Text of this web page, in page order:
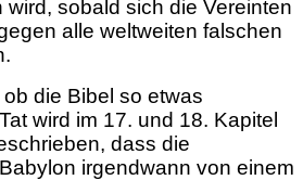
wird, sobald sich die Vereinten
alle weltweiten falschen
die Bibel so etwas
wird im 17. und 18. Kapitel
dass die
irgendwann von einem